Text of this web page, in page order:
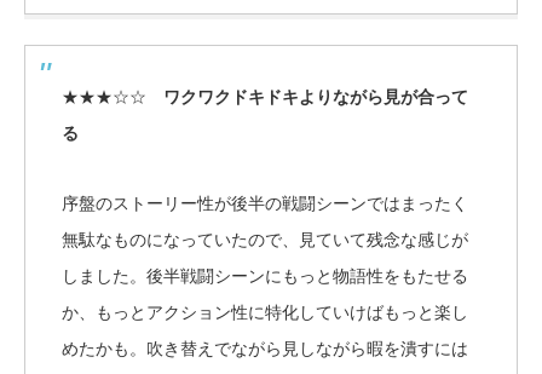
★★★☆☆
ワクワクドキドキよりながら見が合って
る
序盤のストーリー性が後半の戦闘シーンではまったく
無駄なものになっていたので、見ていて残念な感じが
しました。後半戦闘シーンにもっと物語性をもたせる
か、もっとアクション性に特化していけばもっと楽し
めたかも。吹き替えでながら見しながら暇を潰すには